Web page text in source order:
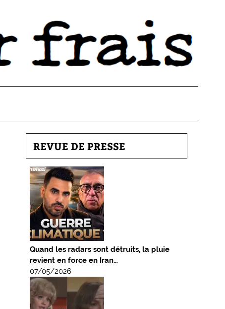
REVUE DE PRESSE
Quand les radars sont détruits, la pluie
revient en force en Iran…
07/05/2026